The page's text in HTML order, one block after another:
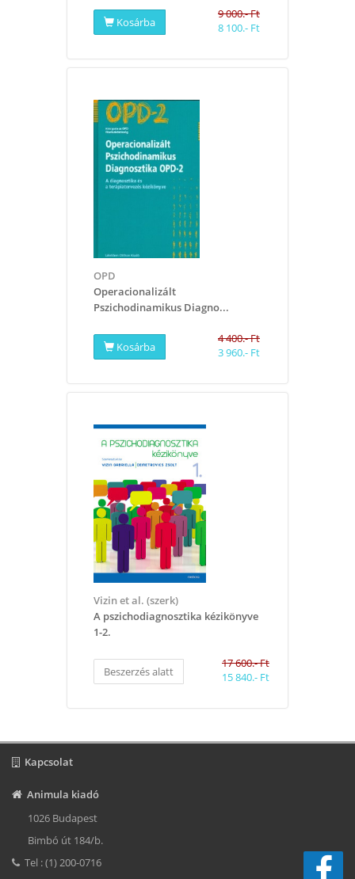
Kosárba
9 000.- Ft
8 100.- Ft
OPD
Operacionalizált
Pszichodinamikus Diagno...
Kosárba
4 400.- Ft
3 960.- Ft
Vizin et al. (szerk)
A pszichodiagnosztika kézikönyve
1-2.
Beszerzés alatt
17 600.- Ft
15 840.- Ft
Kapcsolat
Animula kiadó
1026 Budapest
Bimbó út 184/b.
Tel : (1) 200-0716